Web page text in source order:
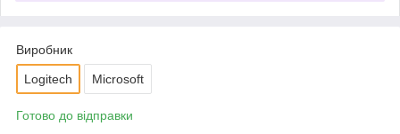
Виробник
Logitech Microsoft
Готово до відправки